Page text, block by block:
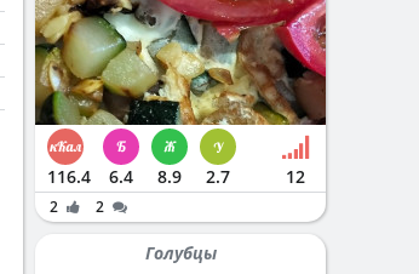
116.4 6.4 8.9 2.7 12
2 2
Голубцы